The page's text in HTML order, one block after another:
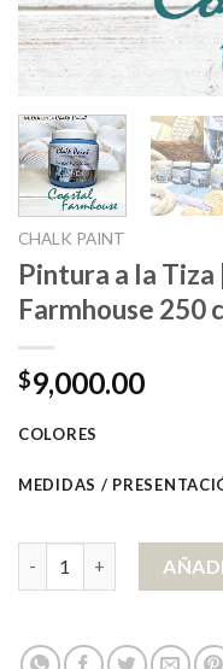
CHALK PAINT
Pintura a la Tiza
Farmhouse 250
$9,000.00
COLORES
MEDIDAS /
Pintura a la Tiza | Línea